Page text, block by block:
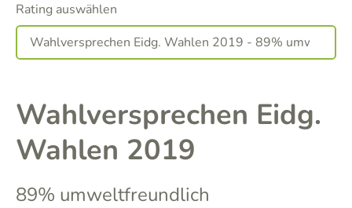
Rating auswählen
Wahlversprechen Eidg.
Wahlen 2019
89% umweltfreundlich